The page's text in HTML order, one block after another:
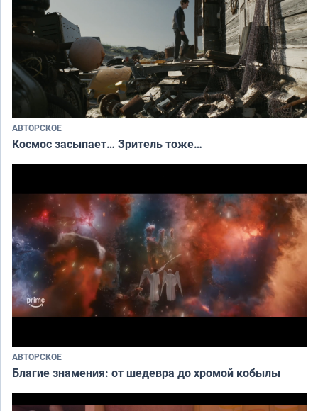
АВТОРСКОЕ
Космос засыпает… Зритель тоже…
АВТОРСКОЕ
Благие знамения: от шедевра до хромой кобылы